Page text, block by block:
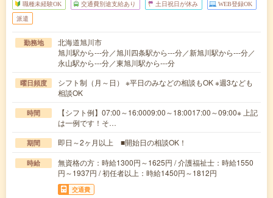
職種未経験OK 交通費別途支給あり 土日祝日が休み WEB登録OK
派遣
勤務地
北海道旭川市
旭川駅から---分／旭川四条駅から---分／新旭川駅から---分／
永山駅から---分／東旭川駅から---分
曜日頻度
シフト制（月～日） ※平日のみなどの相談もOK ※週3なども
相談OK
時間
【シフト例】07:00～16:0009:00～18:0017:00～09:00※ 上記
は一例です！そ…
期間 即日～2ヶ月以上 ■開始日の相談OK！
時給
無資格の方：時給1300円～1625円 / 介護福祉士：時給1550
円～1937円 / 初任者以上：時給1450円～1812円
交通費